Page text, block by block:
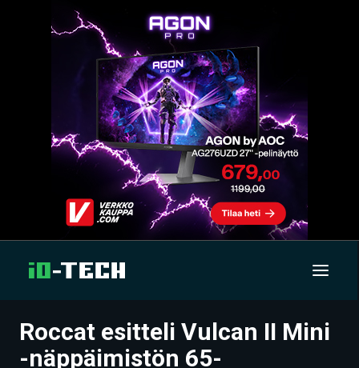
UUTISET
Roccat esitteli Vulcan II Mini
-näppäimistön 65-